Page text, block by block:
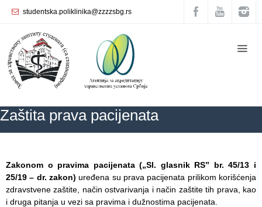
studentska.poliklinika@zzzzsbg.rs
Zaštita prava pacijenata
Zakonom o pravima pacijenata („Sl. glasnik RS” br. 45/13 i
25/19 – dr. zakon) uređena su prava pacijenata prilikom korišćenja
zdravstvene zaštite, način ostvarivanja i način zaštite tih prava, kao
i druga pitanja u vezi sa pravima i dužnostima pacijenata.
Početna
О
nama
organizacija
Služba
medicine